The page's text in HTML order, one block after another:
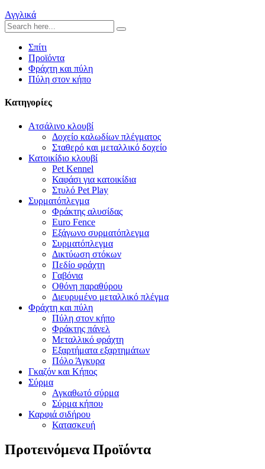
Αγγλικά
Σπίτι
Προϊόντα
Φράχτη και πύλη
Πύλη στον κήπο
Κατηγορίες
Ατσάλινο κλουβί
Δοχείο καλωδίων πλέγματος
Σταθερό και μεταλλικό δοχείο
Κατοικίδιο κλουβί
Pet Kennel
Καφάσι για κατοικίδια
Στυλό Pet Play
Συρματόπλεγμα
Φράκτης αλυσίδας
Euro Fence
Εξάγωνο συρματόπλεγμα
Συρματόπλεγμα
Δικτύωση στόκων
Πεδίο φράχτη
Γαβόνια
Οθόνη παραθύρου
Διευρυμένο μεταλλικό πλέγμα
Φράχτη και πύλη
Πύλη στον κήπο
Φράκτης πάνελ
Μεταλλικό φράχτη
Εξαρτήματα εξαρτημάτων
Πόλο Άγκυρα
Γκαζόν και Κήπος
Σύρμα
Αγκαθωτό σύρμα
Σύρμα κήπου
Καρφιά σιδήρου
Κατασκευή
Προτεινόμενα Προϊόντα